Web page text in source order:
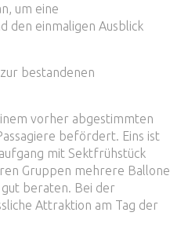
um eine
den einmaligen Ausblick
bestandenen
vorher abgestimmten
befördert. Eins ist
mit Sektfrühstück
Gruppen mehrere Ballone
beraten. Bei der
Attraktion am Tag der